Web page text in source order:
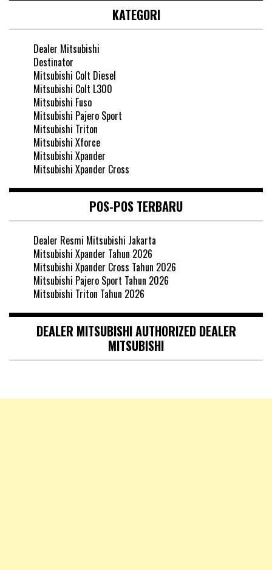
KATEGORI
Dealer Mitsubishi
Destinator
Mitsubishi Colt Diesel
Mitsubishi Colt L300
Mitsubishi Fuso
Mitsubishi Pajero Sport
Mitsubishi Triton
Mitsubishi Xforce
Mitsubishi Xpander
Mitsubishi Xpander Cross
POS-POS TERBARU
Dealer Resmi Mitsubishi Jakarta
Mitsubishi Xpander Tahun 2026
Mitsubishi Xpander Cross Tahun 2026
Mitsubishi Pajero Sport Tahun 2026
Mitsubishi Triton Tahun 2026
DEALER MITSUBISHI AUTHORIZED DEALER
MITSUBISHI